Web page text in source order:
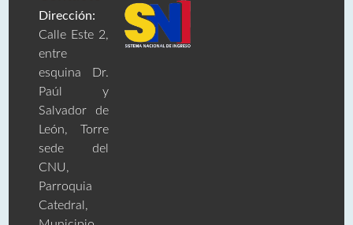
Dirección:
Calle Este 2,
entre
esquina Dr.
Paúl y
Salvador de
León, Torre
sede del
CNU,
Parroquia
Catedral,